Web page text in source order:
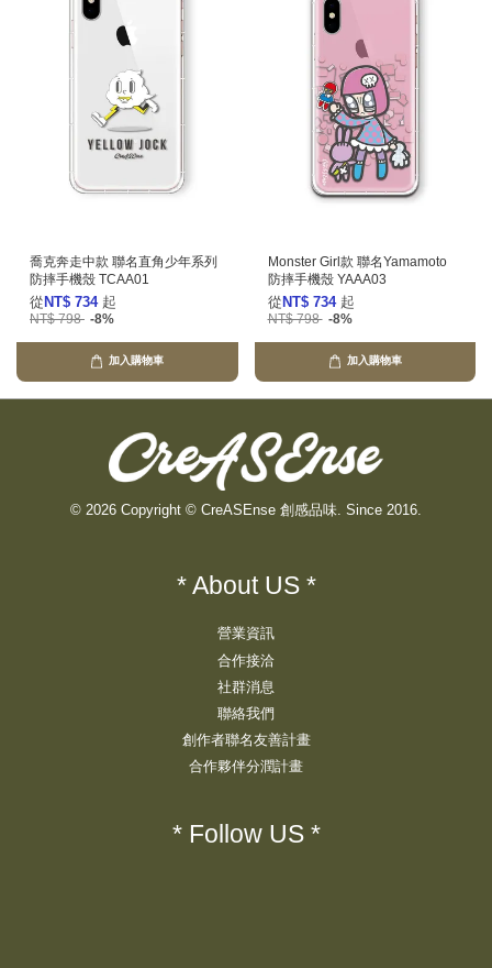
喬克奔走中款 聯名直角少年系列
防摔手機殼 TCAA01
從 NT$ 734 起
NT$ 798 -8%
加入購物車
Monster Girl款 聯名Yamamoto
防摔手機殼 YAAA03
從 NT$ 734 起
NT$ 798 -8%
加入購物車
© 2026 Copyright © CreASEnse 創感品味. Since 2016.
* About US *
營業資訊
合作接洽
社群消息
聯絡我們
創作者聯名友善計畫
合作夥伴分潤計畫
* Follow US *